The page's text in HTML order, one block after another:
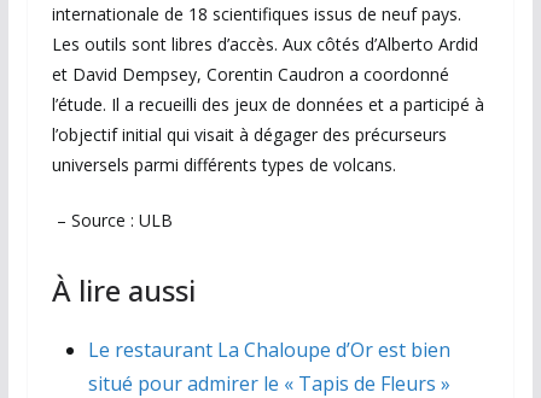
internationale de 18 scientifiques issus de neuf pays.
Les outils sont libres d’accès. Aux côtés d’Alberto Ardid
et David Dempsey, Corentin Caudron a coordonné
l’étude. Il a recueilli des jeux de données et a participé à
l’objectif initial qui visait à dégager des précurseurs
universels parmi différents types de volcans.
– Source : ULB
À lire aussi
Le restaurant La Chaloupe d’Or est bien
situé pour admirer le « Tapis de Fleurs »